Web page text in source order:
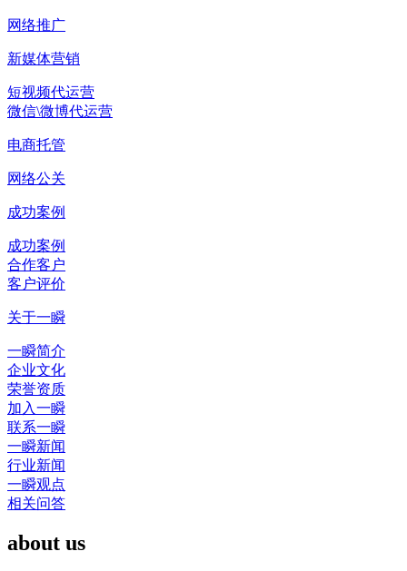
网络推广
新媒体营销
短视频代运营
微信\微博代运营
电商托管
网络公关
成功案例
成功案例
合作客户
客户评价
关于一瞬
一瞬简介
企业文化
荣誉资质
加入一瞬
联系一瞬
一瞬新闻
行业新闻
一瞬观点
相关问答
about us